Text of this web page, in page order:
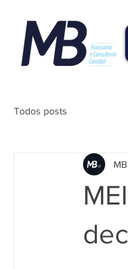
Todos posts